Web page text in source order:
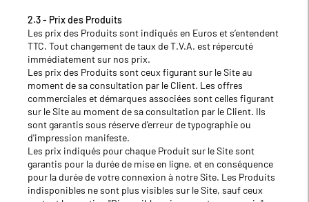
2.3 - Prix des Produits
Les prix des Produits sont indiqués en Euros et s’entendent
TTC. Tout changement de taux de T.V.A. est répercuté
immédiatement sur nos prix.
Les prix des Produits sont ceux figurant sur le Site au
moment de sa consultation par le Client. Les offres
commerciales et démarques associées sont celles figurant
sur le Site au moment de sa consultation par le Client. Ils
sont garantis sous réserve d'erreur de typographie ou
d'impression manifeste.
Les prix indiqués pour chaque Produit sur le Site sont
garantis pour la durée de mise en ligne, et en conséquence
pour la durée de votre connexion à notre Site. Les Produits
indisponibles ne sont plus visibles sur le Site, sauf ceux